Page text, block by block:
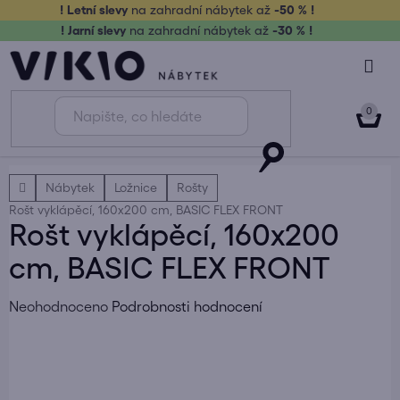
obsah
! Letní slevy na zahradní nábytek až-50 % !
! Jarní slevy na zahradní nábytek až -30 % !
DomůNábytek Ložnice
Rošty
Rošt vyklápěcí, 160x200 cm, BASIC FLEX FRONT
Rošt vyklápěcí, 160x200
cm, BASIC FLEX FRONT
Průměrné
Neohodnoceno Podrobnosti hodnocení